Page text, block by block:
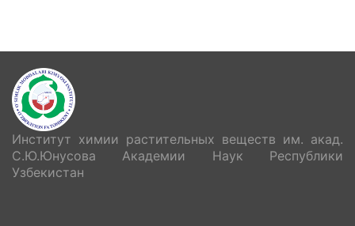
Институт химии растительных веществ им. акад.
С.Ю.Юнусова Академии Наук Республики
Узбекистан